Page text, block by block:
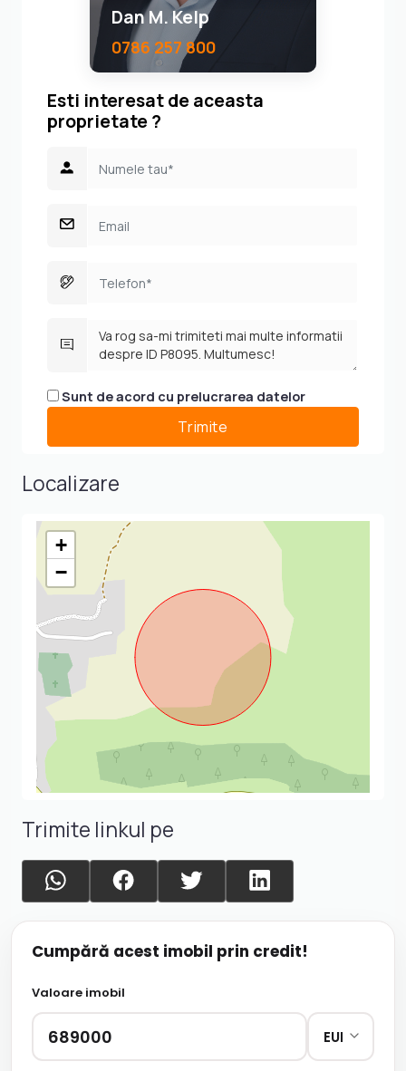
Dan M. Kelp
0786 257 800
Esti interesat de aceasta
proprietate ?
Sunt de acord cu prelucrarea datelor
Localizare
+
−
Trimite linkul pe
Cumpără acest imobil prin credit!
Valoare imobil